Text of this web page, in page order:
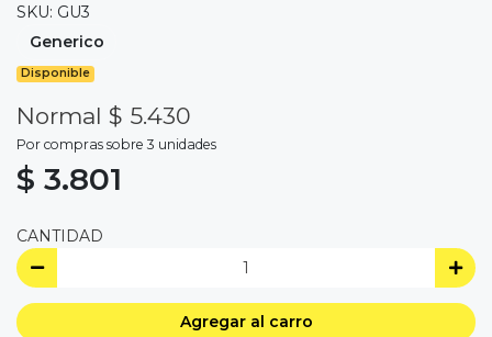
SKU: GU3
Generico
Disponible
Normal $ 5.430
Por compras sobre 3 unidades
$ 3.801
CANTIDAD
Agregar al carro